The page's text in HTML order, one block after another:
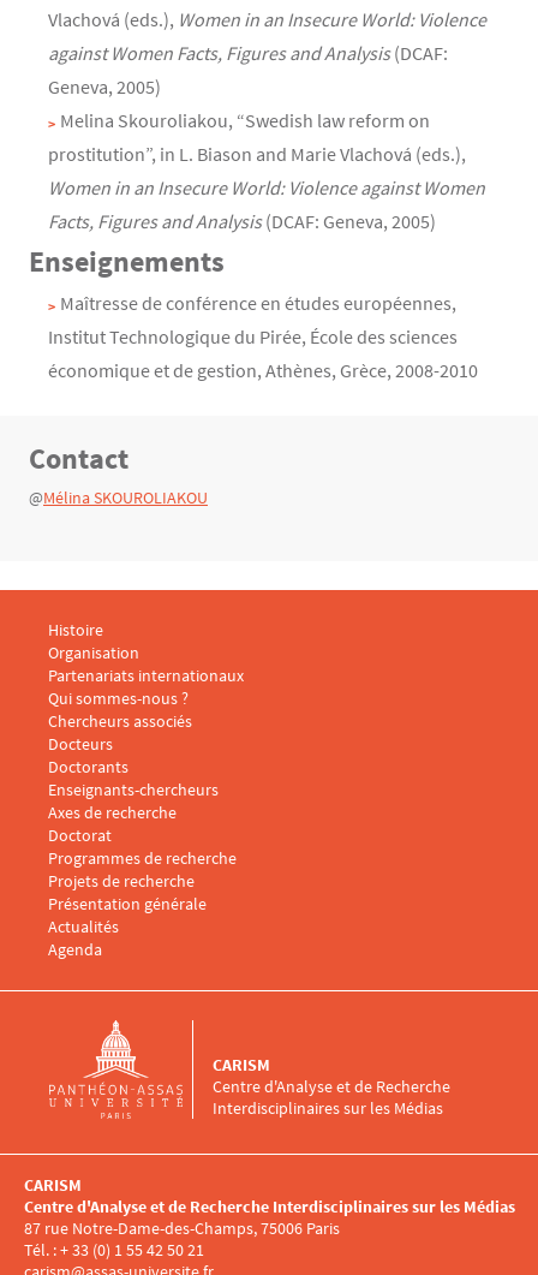
Vlachová (eds.), Women in an Insecure World: Violence
against Women Facts, Figures and Analysis(DCAF:
Geneva, 2005)
Melina Skouroliakou, “Swedish law reform on
prostitution”, in L. Biason and Marie Vlachová (eds.),
Women in an Insecure World: Violence against Women
Facts, Figures and Analysis(DCAF: Geneva, 2005)
Enseignements
Maîtresse de conférence en études européennes,
Institut Technologique du Pirée, École des sciences
économique et de gestion, Athènes, Grèce, 2008-2010
Texte
Contact
@Mélina SKOUROLIAKOU
Menu footer CARISM 1
Histoire
Organisation
Partenariats internationaux
Qui sommes-nous ?
Menu footer CARISM 2
Chercheurs associés
Docteurs
Doctorants
Enseignants-chercheurs
Menu footer CARISM 3
Axes de recherche
Doctorat
Programmes de recherche
Projets de recherche
Présentation générale
Menu footer CARISM 4
Actualités
Agenda
Centre d'Analyse et de Recherche
Interdisciplinaires sur les Médias
CARISM
CARISM
Centre d'Analyse et de Recherche Interdisciplinaires sur les Médias
87 rue Notre-Dame-des-Champs, 75006 Paris
Tél. : + 33 (0) 1 55 42 50 21